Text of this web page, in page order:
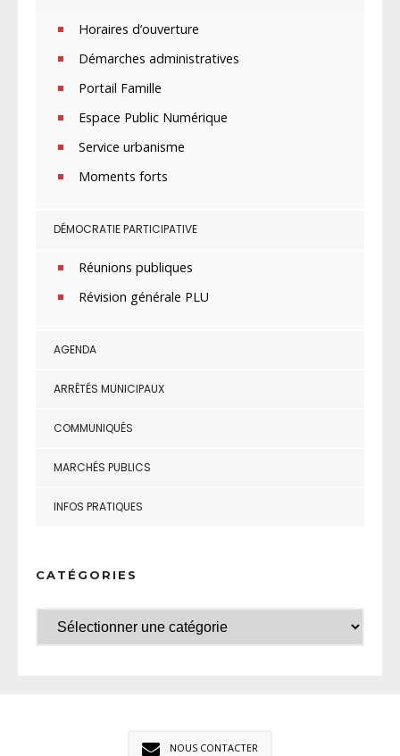
Horaires d’ouverture
Démarches administratives
Portail Famille
Espace Public Numérique
Service urbanisme
Moments forts
DÉMOCRATIE PARTICIPATIVE
Réunions publiques
Révision générale PLU
AGENDA
ARRÊTÉS MUNICIPAUX
COMMUNIQUÉS
MARCHÉS PUBLICS
INFOS PRATIQUES
CATÉGORIES
NOUS CONTACTER